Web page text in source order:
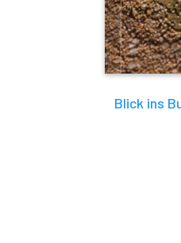
Blick ins